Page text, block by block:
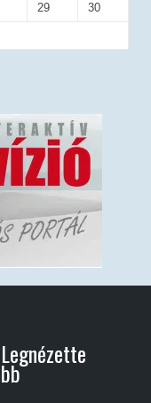
29 30
Legnézette
Bb